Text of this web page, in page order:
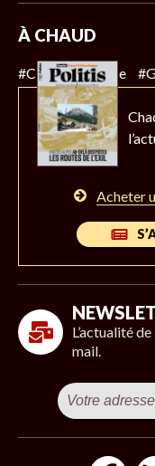
À CHAUD
#Climat #Police
Acheter
L’actualité
mail.